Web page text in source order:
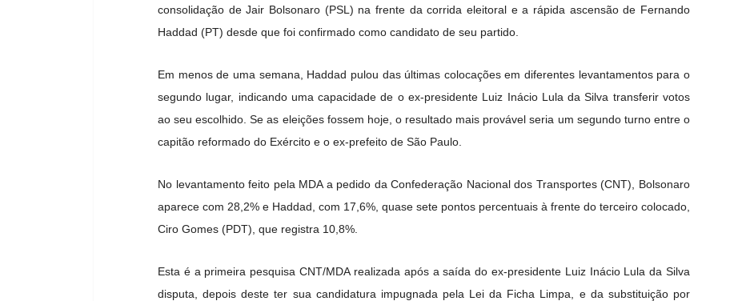
consolidação de Jair Bolsonaro (PSL) na frente da corrida eleitoral e a rápida ascensão de Fernando
Haddad (PT) desde que foi confirmado como candidato de seu partido.
Em menos de uma semana, Haddad pulou das últimas colocações em diferentes levantamentos para o
segundo lugar, indicando uma capacidade de o ex-presidente Luiz Inácio Lula da Silva transferir votos
ao seu escolhido. Se as eleições fossem hoje, o resultado mais provável seria um segundo turno entre o
capitão reformado do Exército e o ex-prefeito de São Paulo.
No levantamento feito pela MDA a pedido da Confederação Nacional dos Transportes (CNT), Bolsonaro
aparece com 28,2% e Haddad, com 17,6%, quase sete pontos percentuais à frente do terceiro colocado,
Ciro Gomes (PDT), que registra 10,8%.
Esta é a primeira pesquisa CNT/MDA realizada após a saída do ex-presidente Luiz Inácio Lula da Silva
disputa, depois deste ter sua candidatura impugnada pela Lei da Ficha Limpa, e da substituição por